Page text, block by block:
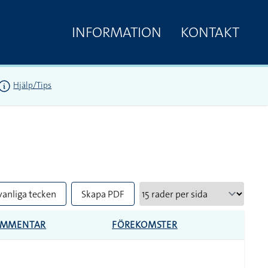
INFORMATION KONTAKT
Hjälp/Tips
tecken Skapa PDF
FÖREKOMSTER